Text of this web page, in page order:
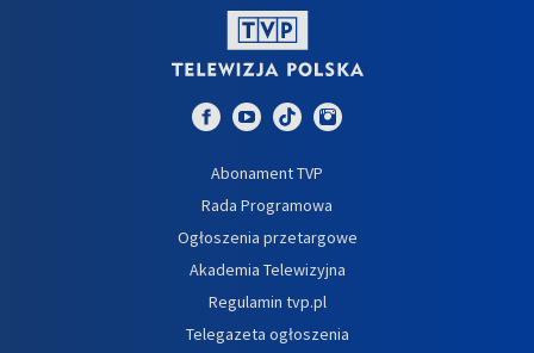
Abonament TVP
Rada Programowa
Ogłoszenia przetargowe
Akademia Telewizyjna
Regulamin tvp.pl
Telegazeta ogłoszenia